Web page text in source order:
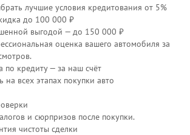
лучшие условия кредитования от 5%
до 100 000 ₽
выгодой — до 150 000 ₽
оценка вашего автомобиля за
кредиту — за наш счёт
всех этапах покупки авто
и сюрпризов после покупки.
чистоты сделки